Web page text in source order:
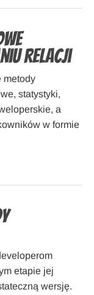
relacji
metody
statystyki,
a
w formie
etapie jej
wersję.